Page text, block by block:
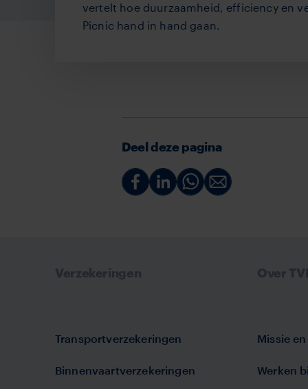
vertelt hoe duurzaamheid, efficiency en
Picnic hand in hand gaan.
Deel deze pagina
Deel Deel Deel Deel
Transportverzekeringen
Binnenvaartverzekeringen
Missie
Werken